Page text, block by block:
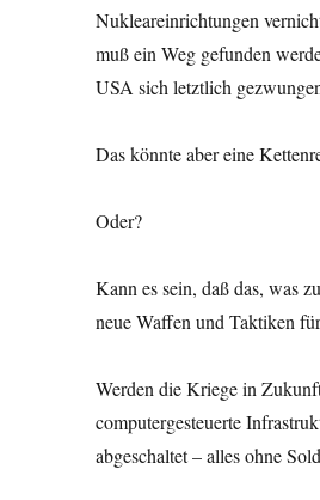
Nukleareinrichtungen
muß ein Weg gefunden
USA sich letztlich
Das könnte aber eine
Oder?
Kann es sein, daß das, was
neue Waffen und Taktiken
Werden die Kriege in
computergesteuerte
abgeschaltet – alles ohne